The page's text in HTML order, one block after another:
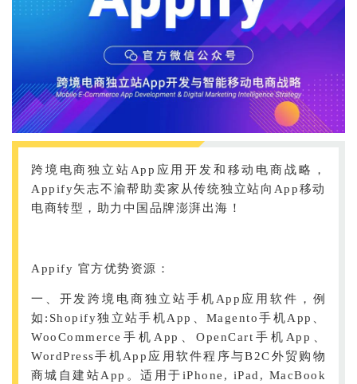
跨境电商独立站App应用开发和移动电商战略，
Appify矢志不渝帮助卖家从传统独立站向App移动
电商转型，助力中国品牌澎湃出海！
Appify 官方优势资源：
一、开发跨境电商独立站手机App应用软件，例
如:Shopify独立站手机App、Magento手机App、
WooCommerce手机App、OpenCart手机App、
WordPress手机App应用软件程序与B2C外贸购物
商城自建站App。适用于iPhone, iPad, MacBook